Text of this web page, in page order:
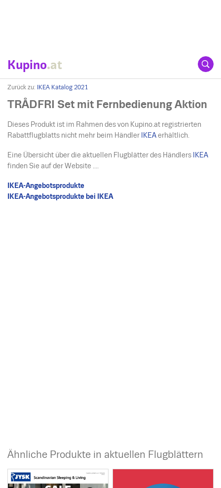
Kupino.at
Zurück zu: IKEA Katalog 2021
TRÅDFRI Set mit Fernbedienung Aktion
Dieses Produkt ist im Rahmen des von Kupino.at registrierten
Rabattflugblatts nicht mehr beim Händler IKEAerhältlich.
Eine Übersicht über die aktuellen Flugblätter des Händlers IKEA
finden Sie auf der Website ....
IKEA-Angebotsprodukte
IKEA-Angebotsprodukte bei IKEA
Ähnliche Produkte in aktuellen Flugblättern